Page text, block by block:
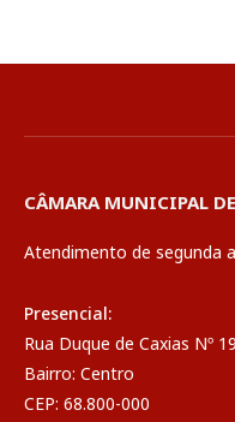
CÂMARA MUNICIPAL DE
Atendimento de segunda
Presencial:
Rua Duque de Caxias Nº
Bairro: Centro
CEP: 68.800-000